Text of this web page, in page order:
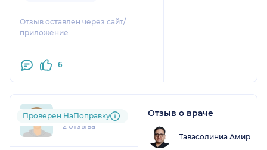
Отзыв оставлен через сайт/
приложение
6
pen....@....ru
2 отзыва
Проверен НаПоправку Отзыв о враче
Тавасолиниа Амир